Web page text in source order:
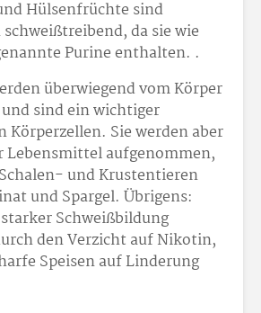
Hülsenfrüchte sind
da sie wie
Purine enthalten. .
überwiegend vom Körper
sind ein wichtiger
Körperzellen. Sie werden aber
Lebensmittel aufgenommen,
und Krustentieren
und Spargel. Übrigens:
Schweißbildung
den Verzicht auf Nikotin,
Speisen auf Linderung